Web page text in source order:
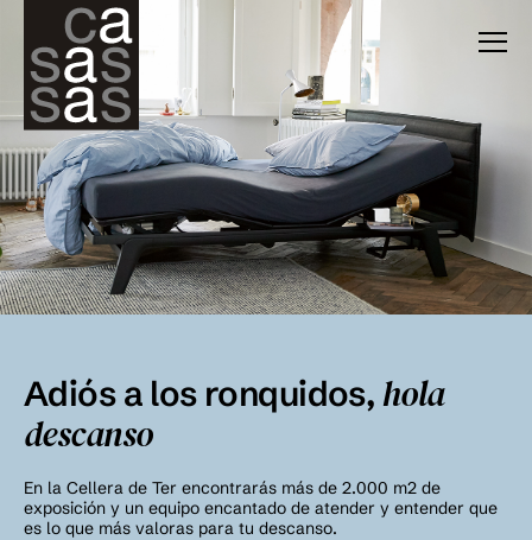
Adiós a los ronquidos, hola
descanso
En la Cellera de Ter encontrarás más de 2.000 m2 de
exposición y un equipo encantado de atender y entender que
es lo que más valoras para tu descanso.